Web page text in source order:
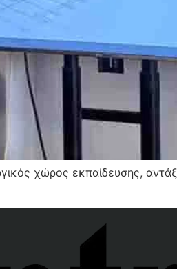
χώρος εκπαίδευσης,